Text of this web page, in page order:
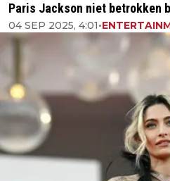
Paris Jackson niet betrokken
04 SEP 2025, 4:01•